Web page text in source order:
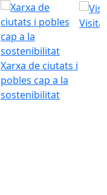
Xarxa de ciutats i
pobles cap a la
sostenibilitat
Visita